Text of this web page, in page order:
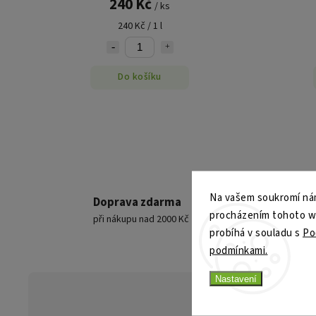
Na vašem soukromí
procházením tohoto
probíhá v souladu s
podmínkami.
Nastavení
/ ks
240 Kč / 1 l
Do košíku
Doprava zdarma
při nákupu nad 2000 Kč